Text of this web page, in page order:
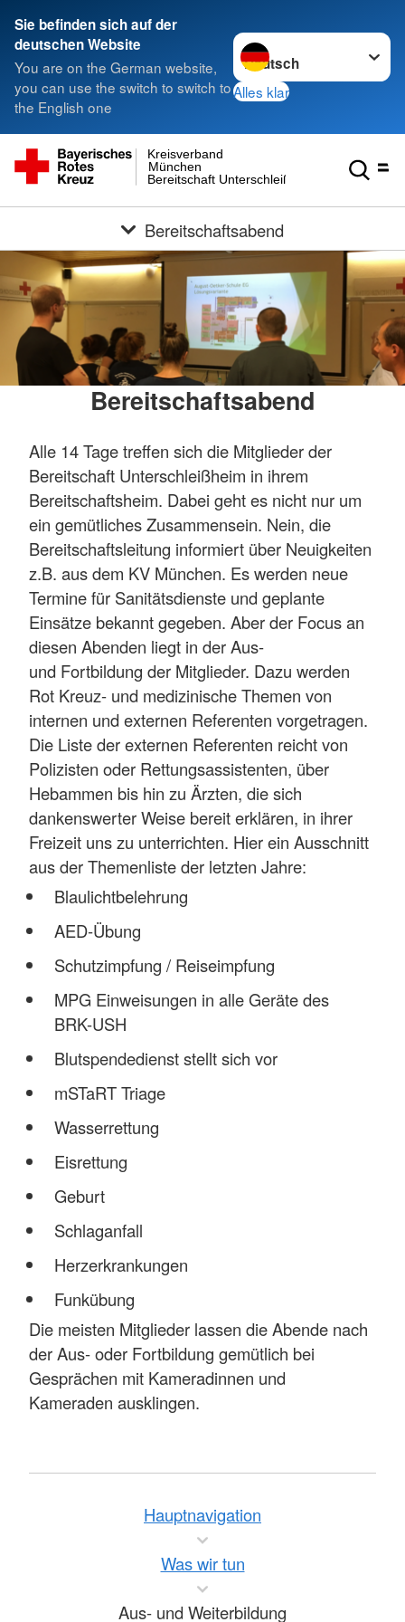
Sie befinden sich auf der
deutschen Website
You are on the German website,
you can use the switch to switch to
the English one
Sprache wechseln zu
Alles klar
Bereitschaft Unterschleißheim
München
Kreisverband
Bereitschaftsabend
Bereitschaftsabend
Alle 14 Tage treffen sich die Mitglieder der
Bereitschaft Unterschleißheim in ihrem
Bereitschaftsheim. Dabei geht es nicht nur um
ein gemütliches Zusammensein. Nein, die
Bereitschaftsleitung informiert über Neuigkeiten
z.B. aus dem KV München. Es werden neue
Termine für Sanitätsdienste und geplante
Einsätze bekannt gegeben. Aber der Focus an
diesen Abenden liegt in der Aus-
und Fortbildung der Mitglieder. Dazu werden
Rot Kreuz- und medizinische Themen von
internen und externen Referenten vorgetragen.
Die Liste der externen Referenten reicht von
Polizisten oder Rettungsassistenten, über
Hebammen bis hin zu Ärzten, die sich
dankenswerter Weise bereit erklären, in ihrer
Freizeit uns zu unterrichten. Hier ein Ausschnitt
aus der Themenliste der letzten Jahre:
Blaulichtbelehrung
AED-Übung
Schutzimpfung / Reiseimpfung
MPG Einweisungen in alle Geräte des
BRK-USH
Blutspendedienst stellt sich vor
mSTaRT Triage
Wasserrettung
Eisrettung
Geburt
Schlaganfall
Herzerkrankungen
Funkübung
Die meisten Mitglieder lassen die Abende nach
der Aus- oder Fortbildung gemütlich bei
Gesprächen mit Kameradinnen und
Kameraden ausklingen.
Hauptnavigation
Was wir tun
Aus- und Weiterbildung